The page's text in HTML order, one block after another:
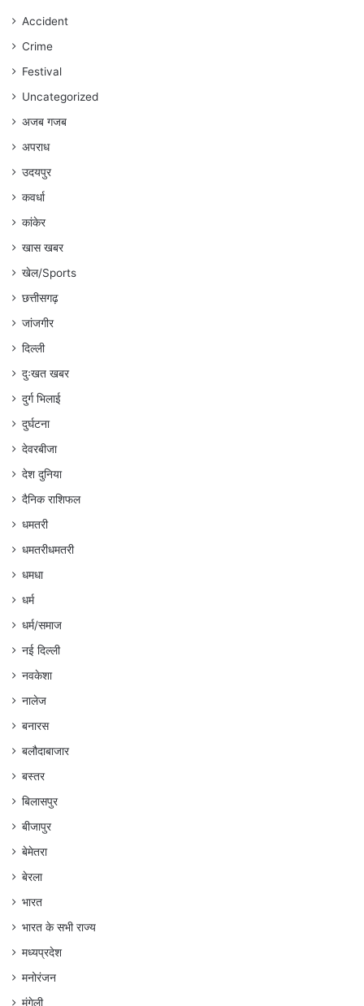
रहेगा
अंकित
गौरहा
Accident
Crime
Festival
Uncategorized
अजब गजब
अपराध
उदयपुर
कवर्धा
कांकेर
खास खबर
खेल/Sports
छत्तीसगढ़
जांजगीर
दिल्ली
दुःखत खबर
दुर्ग भिलाई
दुर्घटना
देवरबीजा
देश दुनिया
दैनिक राशिफल
धमतरी
धमतरीधमतरी
धमधा
धर्म
धर्म/समाज
नई दिल्ली
नवकेशा
नालेज
बनारस
बलौदाबाजार
बस्तर
बिलासपुर
बीजापुर
बेमेतरा
बेरला
भारत
भारत के सभी राज्य
मध्यप्रदेश
मनोरंजन
मुंगेली